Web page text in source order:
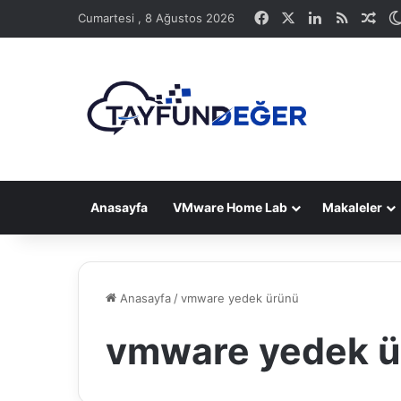
Cumartesi , 8 Ağustos 2026 Facebook LinkedIn
RSS
Anasayfa VMware Home Lab Makaleler
Anasayfa /vmware yedek ürünü
vmware yedek